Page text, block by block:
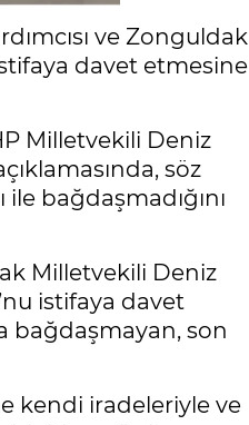
ve Zonguldak
davet etmesine
Milletvekili Deniz
söz
bağdaşmadığını
Milletvekili Deniz
istifaya davet
bağdaşmayan, son
kendi iradeleriyle ve